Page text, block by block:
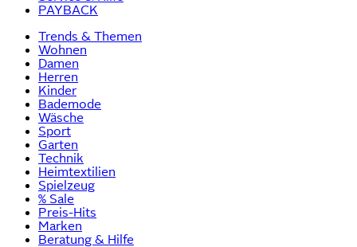
PAYBACK
Trends & Themen
Wohnen
Damen
Herren
Kinder
Bademode
Wäsche
Sport
Garten
Technik
Heimtextilien
Spielzeug
% Sale
Preis-Hits
Marken
Beratung & Hilfe